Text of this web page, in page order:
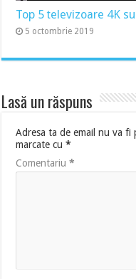
Top 5 televizoare 4K
5 octombrie 2019
Lasă un răspuns
Adresa ta de email nu va fi
marcate cu*
Comentariu*